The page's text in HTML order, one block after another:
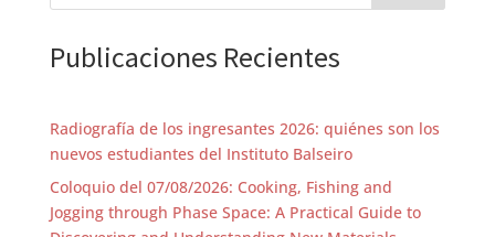
Publicaciones Recientes
Radiografía de los ingresantes 2026: quiénes son los
nuevos estudiantes del Instituto Balseiro
Coloquio del 07/08/2026: Cooking, Fishing and
Jogging through Phase Space: A Practical Guide to